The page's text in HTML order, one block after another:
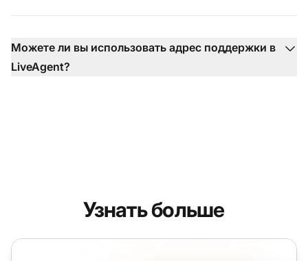
Можете ли вы использовать адрес поддержки в
LiveAgent?
Узнать больше
Канал поддержки